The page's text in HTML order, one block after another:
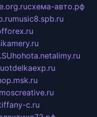
схема-авто.рф
music8.spb.ru
hohota.netalimy.ru
otdelkaexp.ru
c.ru